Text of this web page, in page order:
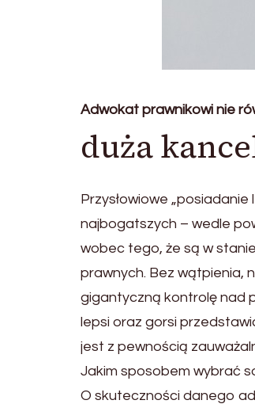
Adwokat prawnikowi nie
duża
Przysłowiowe
najbogatszych – wedle
wobec tego, że są w
prawnych. Bez wątpienia,
gigantyczną kontrolę nad
lepsi oraz gorsi
jest z pewnością
Jakim sposobem wybrać
O skuteczności danego